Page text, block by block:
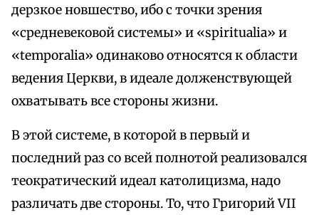
дерзкое новшество, ибо с точки зрения
«средневековой системы» и «spiritualia» и
«temporalia» одинаково относятся к области
ведения Церкви, в идеале долженствующей
охватывать все стороны жизни.
В этой системе, в которой в первый и
последний раз со всей полнотой реализовался
теократический идеал католицизма, надо
различать две стороны. То, что Григорий VII